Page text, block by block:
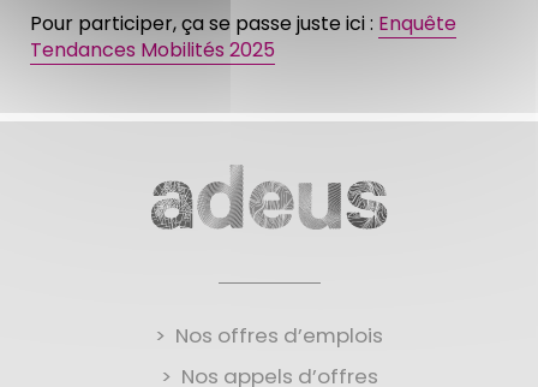
Pour participer, ça se passe juste ici : Enquête
Tendances Mobilités 2025
Nos offres d’emplois
Nos appels d’offres